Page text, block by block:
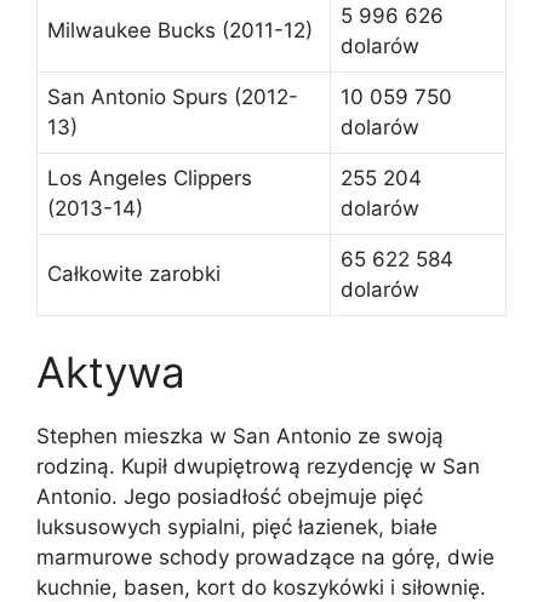
Milwaukee Bucks (2011-12)
5 996 626
dolarów
San Antonio Spurs (2012-
13)
10 059 750
dolarów
Los Angeles Clippers
(2013-14)
255 204
dolarów
Całkowite zarobki
65 622 584
dolarów
Aktywa
Stephen mieszka w San Antonio ze swoją
rodziną. Kupił dwupiętrową rezydencję w San
Antonio. Jego posiadłość obejmuje pięć
luksusowych sypialni, pięć łazienek, białe
marmurowe schody prowadzące na górę, dwie
kuchnie, basen, kort do koszykówki i siłownię.